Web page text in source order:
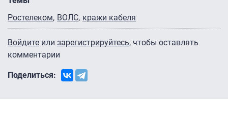
Ростелеком ВОЛС кражи кабеля
Войдите или зарегистрируйтесь, чтобы оставлять
комментарии
Поделиться: